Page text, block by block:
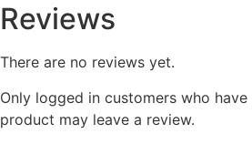
Reviews
There are no reviews yet.
Only logged in customers who
product may leave a review.